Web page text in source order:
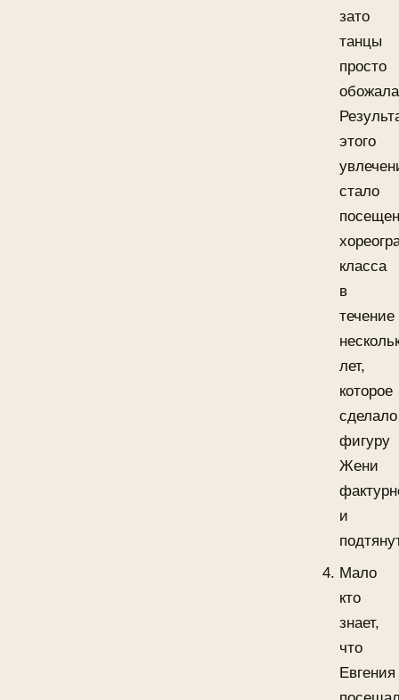
зато
танцы
просто
этого
стало
класса
в
течение
лет,
которое
сделало
фигуру
Жени
и
Мало
кто
знает,
что
Евгения